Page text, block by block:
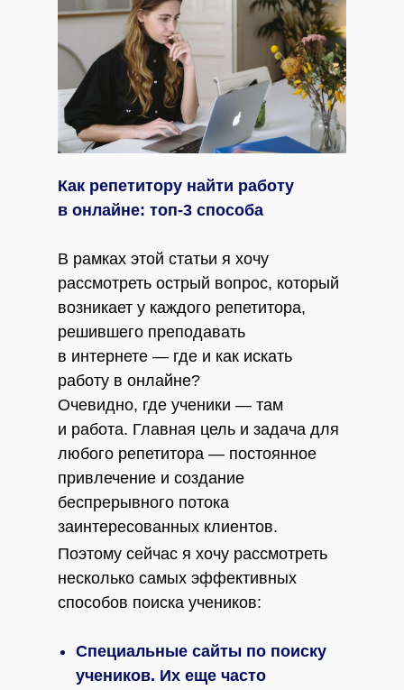
Как репетитору найти работу
в онлайне: топ-3 способа
В рамках этой статьи я хочу
рассмотреть острый вопрос, который
возникает у каждого репетитора,
решившего преподавать
в интернете — где и как искать
работу в онлайне?
Очевидно, где ученики — там
и работа. Главная цель и задача для
любого репетитора — постоянное
привлечение и создание
беспрерывного потока
заинтересованных клиентов.
Поэтому сейчас я хочу рассмотреть
несколько самых эффективных
способов поиска учеников:
Специальные сайты по поиску
учеников. Их еще часто